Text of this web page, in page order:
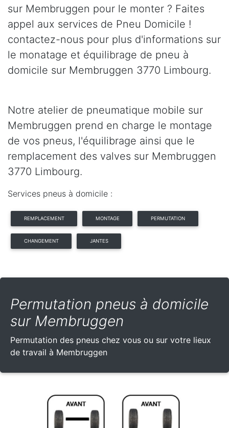
sur Membruggen pour le monter ? Faites
appel aux services de Pneu Domicile !
contactez-nous pour plus d'informations sur
le monatage et équilibrage de pneu à
domicile sur Membruggen 3770 Limbourg.
Notre atelier de pneumatique mobile sur
Membruggen prend en charge le montage
de vos pneus, l'équilibrage ainsi que le
remplacement des valves sur Membruggen
3770 Limbourg.
Services pneus à domicile :
REMPLACEMENT MONTAGE PERMUTATION
CHANGEMENT JANTES
Permutation pneus à domicile
sur Membruggen
Permutation des pneus chez vous ou sur votre lieux
de travail à Membruggen